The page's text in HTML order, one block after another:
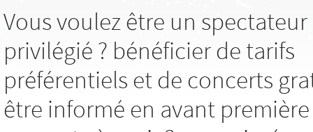
Vous voulez être un spectateur
privilégié ? bénéficier de tarifs
préférentiels et de concerts
être informé en avant